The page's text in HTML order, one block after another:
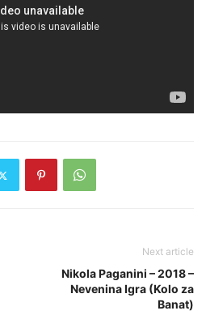
Next article
Nikola Paganini – 2018 –
Nevenina Igra (Kolo za
Banat)